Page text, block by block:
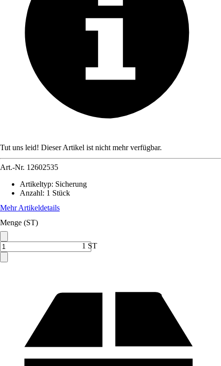
Tut uns leid! Dieser Artikel ist nicht mehr verfügbar.
Art.-Nr. 12602535
Artikeltyp: Sicherung
Anzahl: 1 Stück
Mehr Artikeldetails
Menge (ST)
1 ST